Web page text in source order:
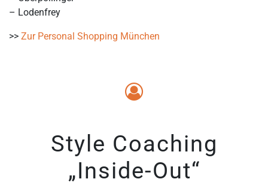
– Lodenfrey
>> Zur Personal Shopping München
Style Coaching
„Inside-Out“